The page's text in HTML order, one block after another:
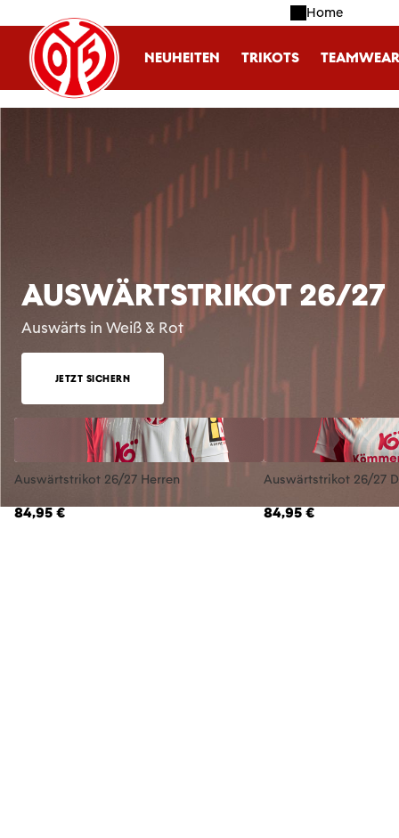
Hauptinhalt springen
Zur Suche springen
Zur Hauptnavigation springen Home
NEUHEITEN TRIKOTS TEAMWEAR
AUSWÄRTSTRIKOT 26/27
Auswärts in Weiß & Rot
JETZT SICHERN
Auswärtstrikot 26/27 Herren
84,95 €
Auswärtstrikot 26/27
84,95 €